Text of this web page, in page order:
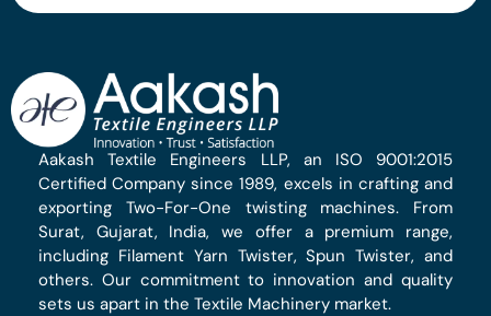
Aakash Textile Engineers LLP, an ISO 9001:2015
Certified Company since 1989, excels in crafting and
exporting Two-For-One twisting machines. From
Surat, Gujarat, India, we offer a premium range,
including Filament Yarn Twister, Spun Twister, and
others. Our commitment to innovation and quality
sets us apart in the Textile Machinery market.